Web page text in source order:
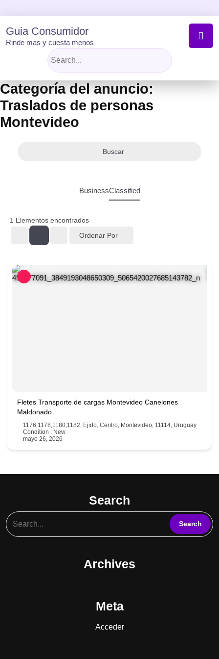
to
content
Guia Consumidor
Rinde mas y cuesta menos
Categoría del anuncio:
Traslados de personas
Montevideo
Buscar
BusinessClassified
1 Elementos encontrados
Ordenar Por
Fletes Transporte de cargas Montevideo Canelones
Maldonado
1176,1178,1180,1182, Ejido, Centro, Montevideo, 11114, Uruguay
Condition : New
mayo 26, 2026
Search
Archives
Meta
Acceder